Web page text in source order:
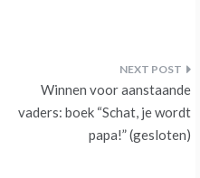
Winnen voor aanstaande
vaders: boek “Schat, je wordt
papa!” (gesloten)